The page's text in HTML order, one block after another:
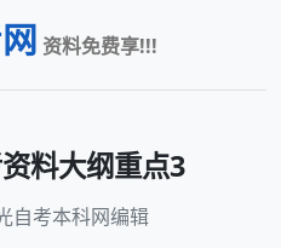
资料免费享!!!
料大纲重点3
自考本科网编辑